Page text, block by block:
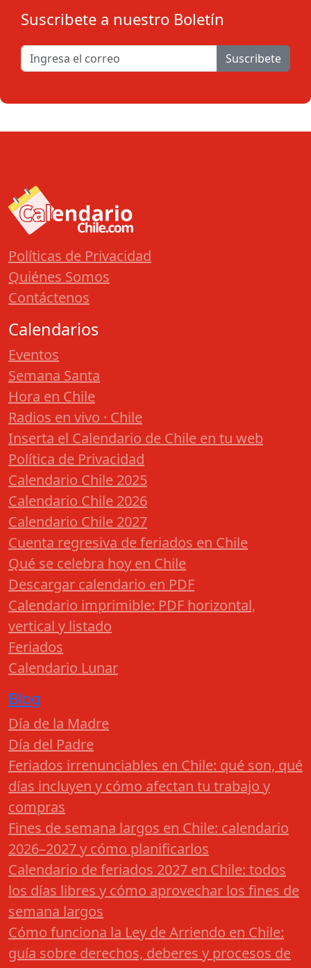
Suscribete a nuestro Boletín
Suscribete
Políticas de Privacidad
Quiénes Somos
Contáctenos
Calendarios
Eventos
Semana Santa
Hora en Chile
Radios en vivo · Chile
Inserta el Calendario de Chile en tu web
Política de Privacidad
Calendario Chile 2025
Calendario Chile 2026
Calendario Chile 2027
Cuenta regresiva de feriados en Chile
Qué se celebra hoy en Chile
Descargar calendario en PDF
Calendario imprimible: PDF horizontal,
vertical y listado
Feriados
Calendario Lunar
Blog
Día de la Madre
Día del Padre
Feriados irrenunciables en Chile: qué son, qué
días incluyen y cómo afectan tu trabajo y
compras
Fines de semana largos en Chile: calendario
2026–2027 y cómo planificarlos
Calendario de feriados 2027 en Chile: todos
los días libres y cómo aprovechar los fines de
semana largos
Cómo funciona la Ley de Arriendo en Chile:
guía sobre derechos, deberes y procesos de